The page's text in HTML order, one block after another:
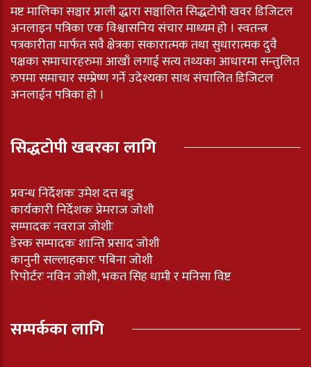
मष्ट मालिका सञ्चार प्राली द्धारा सञ्चालित सिद्धटोपी खवर डिजिटल
अनलाइन पत्रिका एक विश्वासनिय संचार माध्यम हो । स्वतन्त्र
पत्रकारीता मार्फत सवै क्षेत्रका सकारात्मक तथा सुधारात्मक दुवै
पक्षका समाचारहरुमा आखाँ लगाई सत्य तथ्यका आधारमा सन्तुलित
रुपमा समाचार सम्प्रेष्ण गर्ने उदेश्यका साथ संचालित डिजिटल
अनलाईन पत्रिका हो ।
सिद्धटोपी खबरका लागि
प्रवन्ध निर्देशकः उमेश दत्त बडू
कार्यकारी निर्देशकः प्रेमराज जोशी
सम्पादकः नवराज जोशीः
डेस्क सम्पादकः शान्ति प्रसाद जोशी
कानुनी सल्लाहकारः पबिना जोशी
रिपोर्टरः नविन जोशी, भकत सिह धामी र मनिसा विष्ट
सम्पर्कका लागि